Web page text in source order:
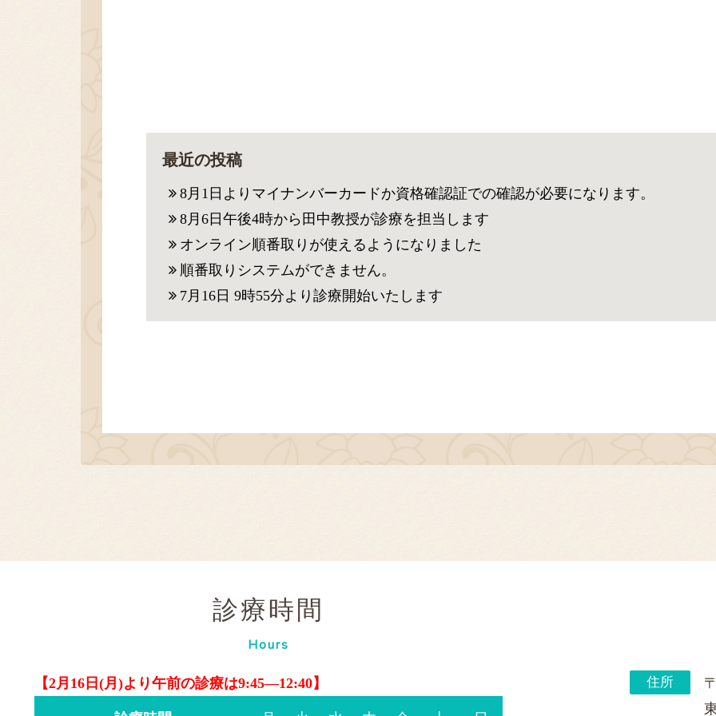
最近の投稿
8月1日よりマイナンバーカードか資格確認証での確認が必要になります。
8月6日午後4時から田中教授が診療を担当します
オンライン順番取りが使えるようになりました
順番取りシステムができません。
7月16日 9時55分より診療開始いたします
診療時間
Hours
【2月16日(月)より午前の診療は9:45―12:40】 住所